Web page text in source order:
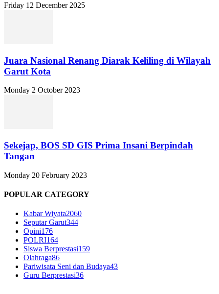
Friday 12 December 2025
Juara Nasional Renang Diarak Keliling di Wilayah
Garut Kota
Monday 2 October 2023
Sekejap, BOS SD GIS Prima Insani Berpindah
Tangan
Monday 20 February 2023
POPULAR CATEGORY
Kabar Wiyata2060
Seputar Garut344
Opini176
POLRI164
Siswa Berprestasi159
Olahraga86
Pariwisata Seni dan Budaya43
Guru Berprestasi36